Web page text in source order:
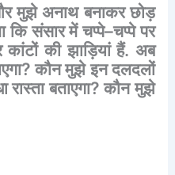
मुझे अनाथ बनाकर छोड़
कि संसार में चप्पे–चप्पे पर
कांटों की झाड़ियां हैं. अब
?कौनमुझेइनदलदलों
रास्ता बताएगा?कौन मुझे